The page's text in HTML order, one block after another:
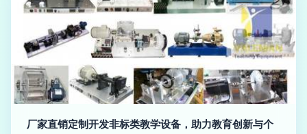
厂家直销定制开发非标类教学设备，助力教育创新与个